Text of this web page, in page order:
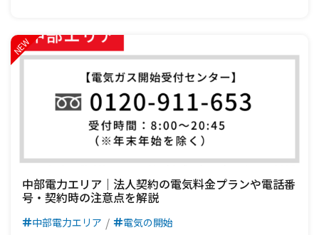
中部電力エリア｜法人契約の電気料金プランや電話番
号・契約時の注意点を解説
中部電力エリア 電気の開始